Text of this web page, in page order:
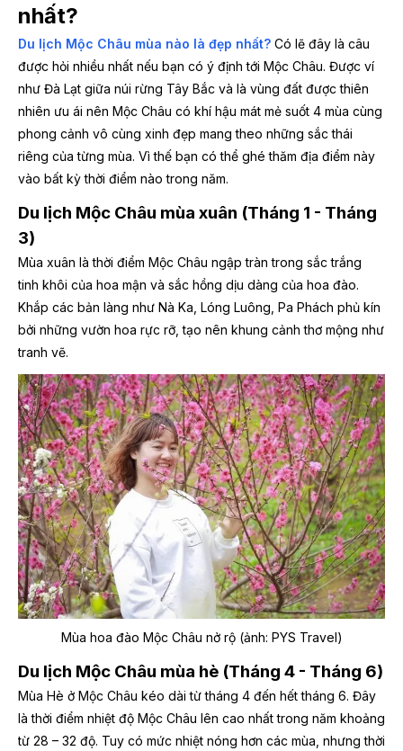
nhất?
Du lịch Mộc Châu mùa nào là đẹp nhất? Có lẽ đây là câu
được hỏi nhiều nhất nếu bạn có ý định tới Mộc Châu. Được ví
như Đà Lạt giữa núi rừng Tây Bắc và là vùng đất được thiên
nhiên ưu ái nên Mộc Châu có khí hậu mát mẻ suốt 4 mùa cùng
phong cảnh vô cùng xinh đẹp mang theo những sắc thái
riêng của từng mùa. Vì thế bạn có thể ghé thăm địa điểm này
vào bất kỳ thời điểm nào trong năm.
Du lịch Mộc Châu mùa xuân (Tháng 1 - Tháng
3)
Mùa xuân là thời điểm Mộc Châu ngập tràn trong sắc trắng
tinh khôi của hoa mận và sắc hồng dịu dàng của hoa đào.
Khắp các bản làng như Nà Ka, Lóng Luông, Pa Phách phủ kín
bởi những vườn hoa rực rỡ, tạo nên khung cảnh thơ mộng như
tranh vẽ.
Mùa hoa đào Mộc Châu nở rộ (ảnh: PYS Travel)
Du lịch Mộc Châu mùa hè (Tháng 4 - Tháng 6)
Mùa Hè ở Mộc Châu kéo dài từ tháng 4 đến hết tháng 6. Đây
là thời điểm nhiệt độ Mộc Châu lên cao nhất trong năm khoảng
từ 28 – 32 độ. Tuy có mức nhiệt nóng hơn các mùa, nhưng thời